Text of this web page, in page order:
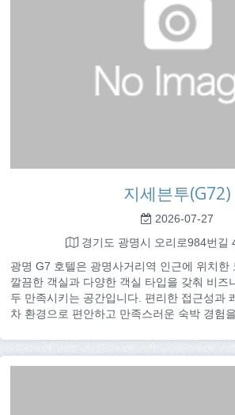
지세븐투(G72)
2026-07-27
경기도 광명시 오리로984번길
광명 G7 호텔은 광명사거리역 인근에 위치한
깔끔한 객실과 다양한 객실 타입을 갖춰 비즈
두 만족시키는 공간입니다. 편리한 접근성과
차 환경으로 편안하고 만족스러운 숙박 경험